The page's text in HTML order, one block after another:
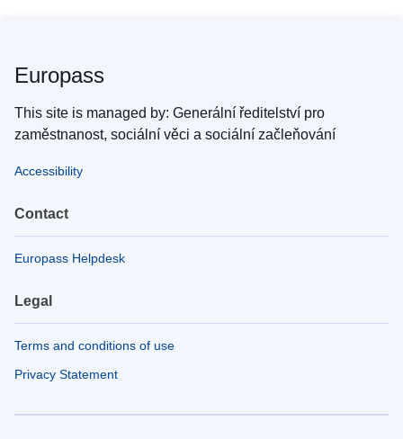
Europass
This site is managed by: Generální ředitelství pro
zaměstnanost, sociální věci a sociální začleňování
Accessibility
Contact
Europass Helpdesk
Legal
Terms and conditions of use
Privacy Statement